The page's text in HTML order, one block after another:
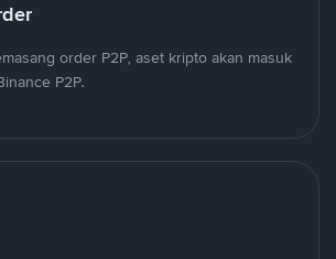
order P2P, aset kripto akan masuk
P2P.